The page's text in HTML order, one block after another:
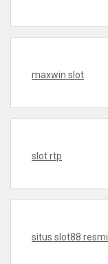
maxwin slot
slot rtp
situs slot88 resmi